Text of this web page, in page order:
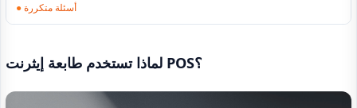
●أسئلة متكررة
لماذا تستخدم طابعة إيثرنت POS؟